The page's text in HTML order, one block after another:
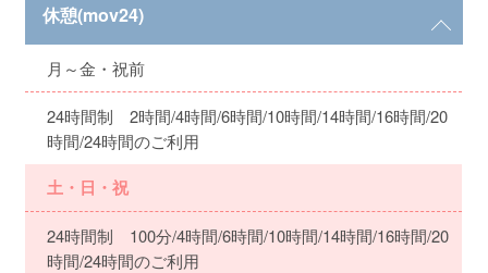
休憩(mov24)
月～金・祝前
24時間制 2時間/4時間/6時間/10時間/14時間/16時間/20
時間/24時間のご利用
土・日・祝
24時間制 100分/4時間/6時間/10時間/14時間/16時間/20
時間/24時間のご利用